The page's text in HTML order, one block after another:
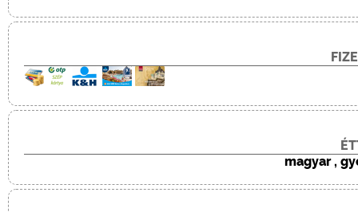
magyar ,